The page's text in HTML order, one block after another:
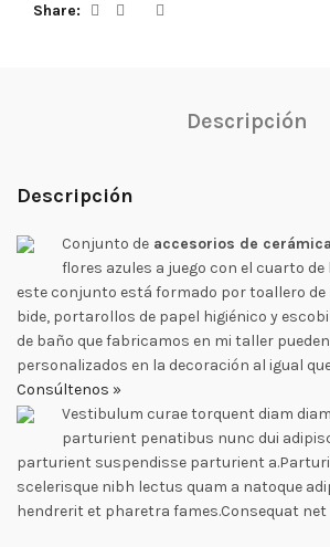
Share
Descripción
Descripción
Conjunto de accesorios de cerámica
flores azules a juego con el cuarto
este conjunto está formado por toallero
bide, portarollos de papel higiénico y
de baño que fabricamos en mi taller
personalizados en la decoración al igual
Consúltenos »
Vestibulum curae torquent diam
parturient penatibus nunc dui
parturient suspendisse parturient
scelerisque nibh lectus quam a natoque
hendrerit et pharetra fames.Consequat net